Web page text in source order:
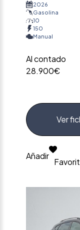
2026
Gasolina
10
150
Manual
Al contado
28.900€
Ver
Añadir